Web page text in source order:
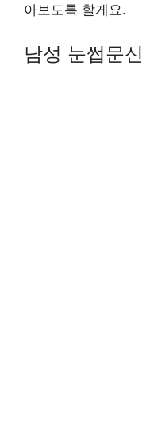
아보도록 할게요.
남성 눈썹문신